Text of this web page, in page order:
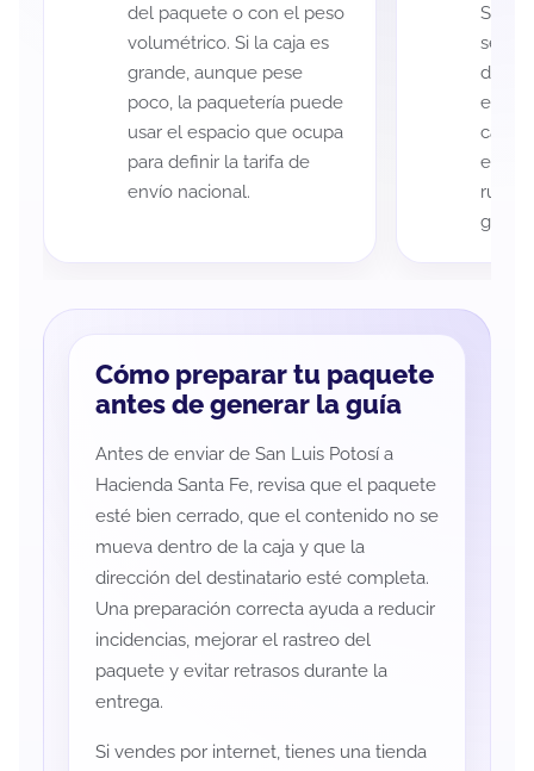
del paquete o con el peso
volumétrico. Si la caja es
grande, aunque pese
poco, la paquetería puede
usar el espacio que ocupa
para definir la tarifa de
envío nacional.
Santa
de
cada
es
ruta
guía
Cómo preparar tu paquete
antes de generar la guía
Antes de enviar de San Luis Potosí a
Hacienda Santa Fe, revisa que el paquete
esté bien cerrado, que el contenido no se
mueva dentro de la caja y que la
dirección del destinatario esté completa.
Una preparación correcta ayuda a reducir
incidencias, mejorar el rastreo del
paquete y evitar retrasos durante la
entrega.
Si vendes por internet, tienes una tienda